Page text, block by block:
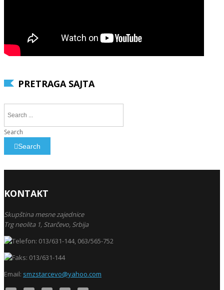
PRETRAGA SAJTA
Search
Search
KONTAKT
Skupština mesne zajednice
Trg neolita 1, Starčevo, Srbija
013/631-144, 063/565-752
013/631-144
Email: smzstarcevo@yahoo.com